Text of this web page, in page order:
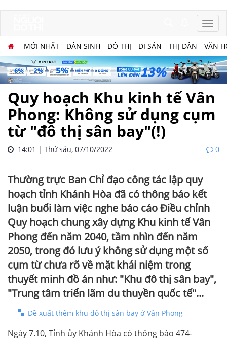
MỚI NHẤT DÂN SINH ĐÔ THỊ DI SẢN THỊ DÂN VĂN
Quy hoạch Khu kinh tế Vân
Phong: Không sử dụng cụm
từ "đô thị sân bay"(!)
14:01 | Thứ sáu, 07/10/2022 0
Thường trực Ban Chỉ đạo công tác lập quy
hoạch tỉnh Khánh Hòa đã có thông báo kết
luận buổi làm việc nghe báo cáo Điều chỉnh
Quy hoạch chung xây dựng Khu kinh tế Vân
Phong đến năm 2040, tầm nhìn đến năm
2050, trong đó lưu ý không sử dụng một số
cụm từ chưa rõ về mặt khái niệm trong
thuyết minh đồ án như: "Khu đô thị sân bay",
"Trung tâm triển lãm du thuyền quốc tế"...
Đề xuất thêm khu đô thị sân bay ở Vân Phong
Ngày 7.10, Tỉnh ủy Khánh Hòa có thông báo 474-